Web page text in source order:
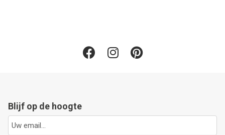
Blijf op de hoogte